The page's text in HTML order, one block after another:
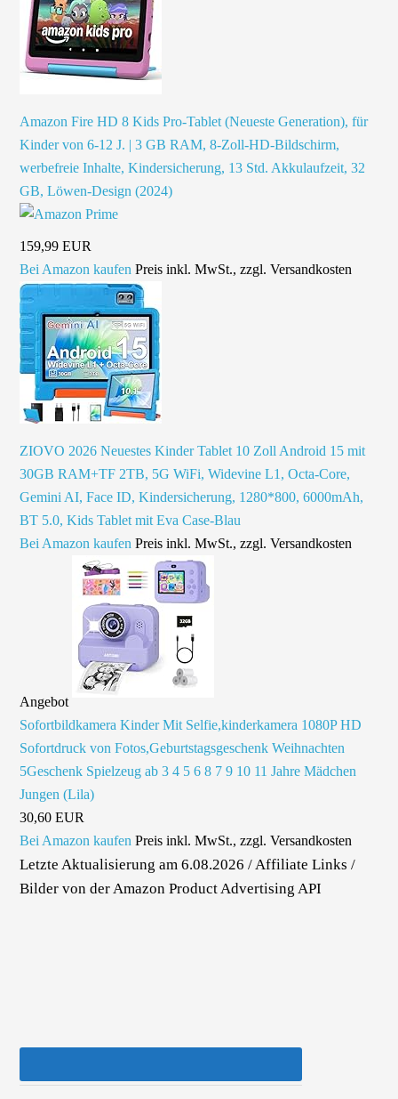
Amazon Fire HD 8 Kids Pro-Tablet (Neueste Generation), für
Kinder von 6-12 J. | 3 GB RAM, 8-Zoll-HD-Bildschirm,
werbefreie Inhalte, Kindersicherung, 13 Std. Akkulaufzeit, 32
GB, Löwen-Design (2024)
159,99 EUR
Bei Amazon kaufen Preis inkl. MwSt., zzgl. Versandkosten
ZIOVO 2026 Neuestes Kinder Tablet 10 Zoll Android 15 mit
30GB RAM+TF 2TB, 5G WiFi, Widevine L1, Octa-Core,
Gemini AI, Face ID, Kindersicherung, 1280*800, 6000mAh,
BT 5.0, Kids Tablet mit Eva Case-Blau
Bei Amazon kaufen Preis inkl. MwSt., zzgl. Versandkosten
Angebot
Sofortbildkamera Kinder Mit Selfie,kinderkamera 1080P HD
Sofortdruck von Fotos,Geburtstagsgeschenk Weihnachten
5Geschenk Spielzeug ab 3 4 5 6 8 7 9 10 11 Jahre Mädchen
Jungen (Lila)
30,60 EUR
Bei Amazon kaufen Preis inkl. MwSt., zzgl. Versandkosten
Letzte Aktualisierung am 6.08.2026 / Affiliate Links /
Bilder von der Amazon Product Advertising API